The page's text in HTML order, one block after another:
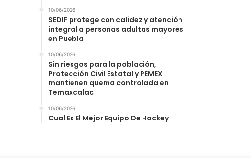
10/06/2026
SEDIF protege con calidez y atención
integral a personas adultas mayores
en Puebla
10/06/2026
Sin riesgos para la población,
Protección Civil Estatal y PEMEX
mantienen quema controlada en
Temaxcalac
10/06/2026
Cual Es El Mejor Equipo De Hockey